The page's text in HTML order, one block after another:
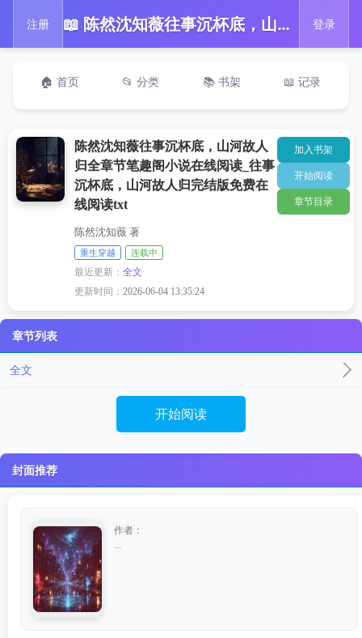
注册 📖 陈然沈知薇往事沉杯底，山河故人归全章节笔趣阁小说在线阅读_往事沉杯底，山河故人归完结版免费在线阅读txt 登录
🏠 首页 📂 分类 📚 书架 📖 记录
陈然沈知薇往事沉杯底，山河故人
归全章节笔趣阁小说在线阅读_往事
沉杯底，山河故人归完结版免费在
线阅读txt
陈然沈知薇 著
重生穿越 连载中
最近更新：全文
更新时间：2026-06-04 13:35:24
加入书架
开始阅读
章节目录
章节列表
全文
开始阅读
封面推荐
作者：